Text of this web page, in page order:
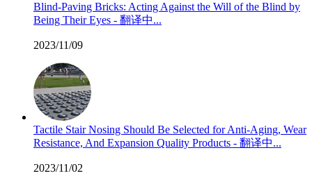
Blind-Paving Bricks: Acting Against the Will of the Blind by
Being Their Eyes - 翻译中...
2023/11/09
Tactile Stair Nosing Should Be Selected for Anti-Aging, Wear
Resistance, And Expansion Quality Products - 翻译中...
2023/11/02